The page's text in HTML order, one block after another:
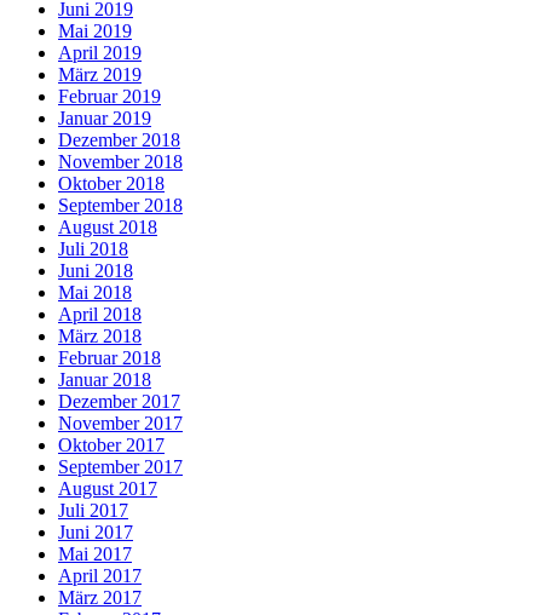
Juni 2019
Mai 2019
April 2019
März 2019
Februar 2019
Januar 2019
Dezember 2018
November 2018
Oktober 2018
September 2018
August 2018
Juli 2018
Juni 2018
Mai 2018
April 2018
März 2018
Februar 2018
Januar 2018
Dezember 2017
November 2017
Oktober 2017
September 2017
August 2017
Juli 2017
Juni 2017
Mai 2017
April 2017
März 2017